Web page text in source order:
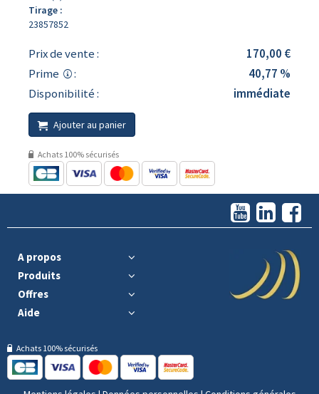
Tirage :
23857852
Prix de vente :
170,00 €
Prime
:
40,77 %
Disponibilité :
immédiate
Ajouter au panier
Achats 100% sécurisés
A propos
Produits
Offres
Aide
Achats 100% sécurisés